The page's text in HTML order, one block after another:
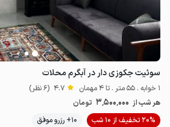
سوئیت جکوزی دار در آبگرم محلات
1 خوابه . 55 متر . تا 4 مهمان 4.7 (6 نظر)
هر شب از 3٬500٬000 تومان
20% تخفیف از 10 شب
10+ رزرو موفق